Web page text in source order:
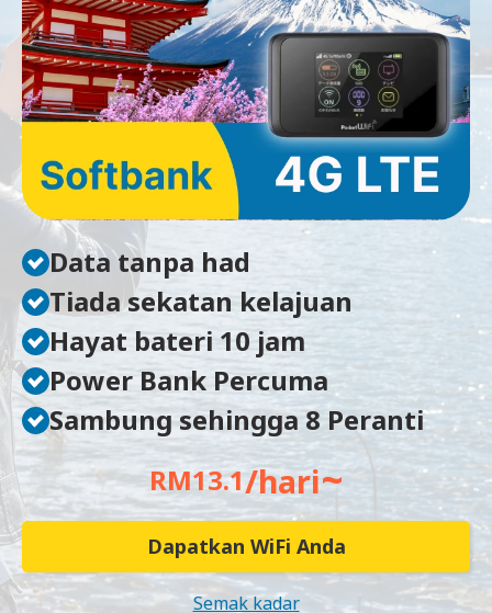
Data tanpa had
Tiada sekatan kelajuan
Hayat bateri 10 jam
Power Bank Percuma
Sambung sehingga 8 Peranti
RM13.1/hari~
Dapatkan WiFi Anda
Semak kadar